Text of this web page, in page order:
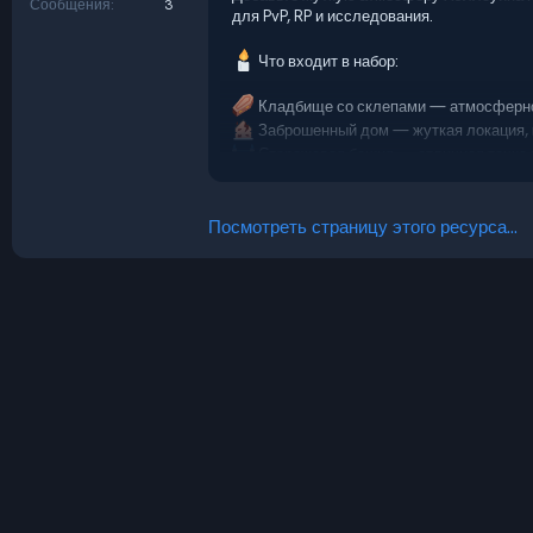
Сообщения
3
для PvP, RP и исследования.
Что входит в набор:
Кладбище со склепами —
Заброшенный дом — жуткая локация,
Сторожевая башня — отличная
Посмотреть страницу этого ресурса...